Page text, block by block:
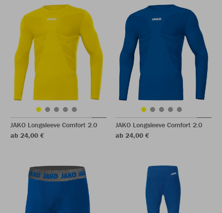
JAKO Longsleeve Comfort 2.0
ab 24,00 €
JAKO Longsleeve Comfort 2.0
ab 24,00 €